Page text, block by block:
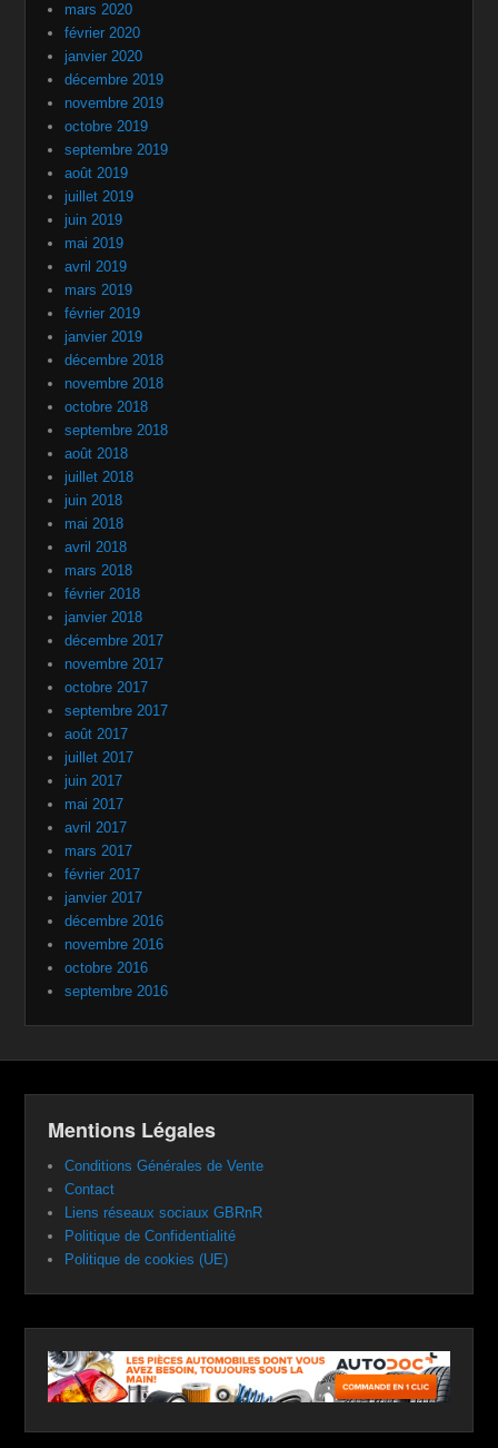
mars 2020
février 2020
janvier 2020
décembre 2019
novembre 2019
octobre 2019
septembre 2019
août 2019
juillet 2019
juin 2019
mai 2019
avril 2019
mars 2019
février 2019
janvier 2019
décembre 2018
novembre 2018
octobre 2018
septembre 2018
août 2018
juillet 2018
juin 2018
mai 2018
avril 2018
mars 2018
février 2018
janvier 2018
décembre 2017
novembre 2017
octobre 2017
septembre 2017
août 2017
juillet 2017
juin 2017
mai 2017
avril 2017
mars 2017
février 2017
janvier 2017
décembre 2016
novembre 2016
octobre 2016
septembre 2016
Mentions Légales
Conditions Générales de Vente
Contact
Liens réseaux sociaux GBRnR
Politique de Confidentialité
Politique de cookies (UE)